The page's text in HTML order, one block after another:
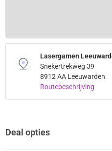
Lasergamen
Snekertrekweg 39
8912 AA Leeuwarden
Routebeschrijving
Deal opties